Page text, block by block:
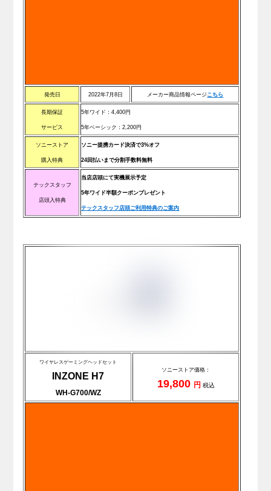
発売日 2022年7月8日 メーカー商品情報ページこちら
長期保証
サービス
5年ワイド：4,400円
5年ベーシック：2,200円
ソニーストア
購入特典
ソニー提携カード決済で3%オフ
24回払いまで分割手数料無料
テックスタッフ
店頭入特典
当店店頭にて実機展示予定
5年ワイド半額クーポンプレゼント
テックスタッフ店頭ご利用特典のご案内
ワイヤレスゲーミングヘッドセット
INZONE H7
WH-G700/WZ
ソニーストア価格：
19,800 円 税込